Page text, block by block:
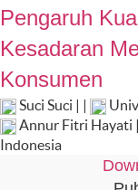
Pengaruh
Kesadaran
Konsumen
Suci Suci | |
Annur Fitri Hayati
Indonesia